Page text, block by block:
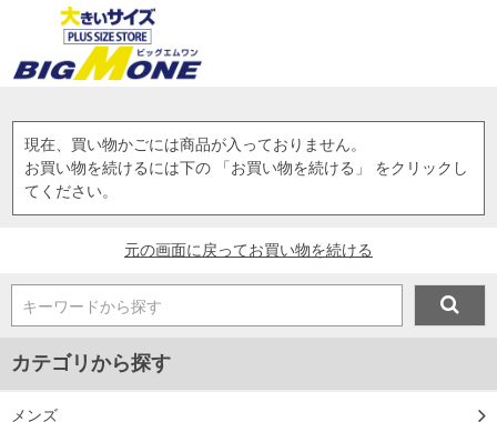
現在、買い物かごには商品が入っておりません。
お買い物を続けるには下の 「お買い物を続ける」 をクリックし
てください。
元の画面に戻ってお買い物を続ける
キーワードから探す
カテゴリから探す
メンズ